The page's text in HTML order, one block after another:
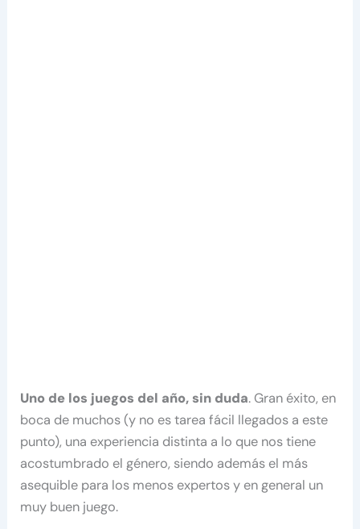
Uno de los juegos del año, sin duda. Gran éxito, en
boca de muchos (y no es tarea fácil llegados a este
punto), una experiencia distinta a lo que nos tiene
acostumbrado el género, siendo además el más
asequible para los menos expertos y en general un
muy buen juego.